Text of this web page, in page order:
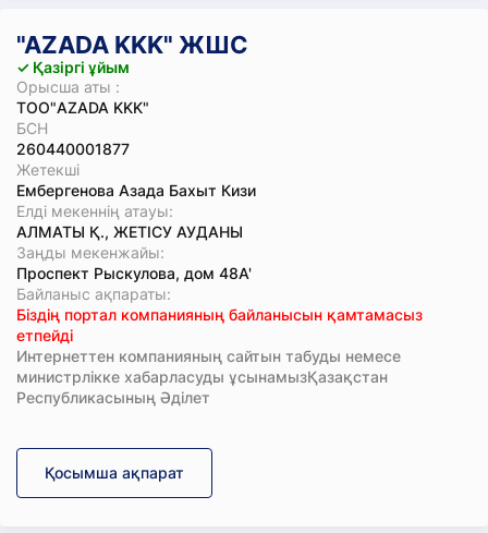
"AZADA KKK" ЖШС
✓ Қазіргі ұйым
Орысша аты :
ТОО"AZADA KKK"
БСН
260440001877
Жетекші
Ембергенова Азада Бахыт Кизи
Елді мекеннің атауы:
АЛМАТЫ Қ., ЖЕТІСУ АУДАНЫ
Заңды мекенжайы:
Проспект Рыскулова, дом 48А'
Байланыс ақпараты:
Біздің портал компанияның байланысын қамтамасыз
етпейді
Интернеттен компанияның сайтын табуды немесе
министрлікке хабарласуды ұсынамызҚазақстан
Республикасының Әділет
Қосымша ақпарат